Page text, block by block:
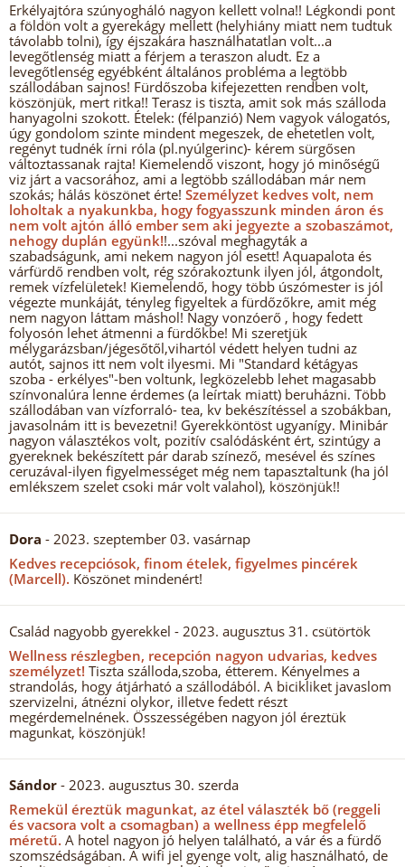
Erkélyajtóra szúnyogháló nagyon kellett volna!! Légkondi pont
a földön volt a gyerekágy mellett (helyhiány miatt nem tudtuk
távolabb tolni), így éjszakára használhatatlan volt...a
levegőtlenség miatt a férjem a teraszon aludt. Ez a
levegőtlenség egyébként általános probléma a legtöbb
szállodában sajnos! Fürdőszoba kifejezetten rendben volt,
köszönjük, mert ritka!! Terasz is tiszta, amit sok más szálloda
hanyagolni szokott. Ételek: (félpanzió) Nem vagyok válogatós,
úgy gondolom szinte mindent megeszek, de ehetetlen volt,
regényt tudnék írni róla (pl.nyúlgerinc)- kérem sürgősen
változtassanak rajta! Kiemelendő viszont, hogy jó minőségű
viz járt a vacsorához, ami a legtöbb szállodában már nem
szokás; hálás köszönet érte! Személyzet kedves volt, nem
loholtak a nyakunkba, hogy fogyasszunk minden áron és
nem volt ajtón álló ember sem aki jegyezte a szobaszámot,
nehogy duplán együnk!!...szóval meghagyták a
szabadságunk, ami nekem nagyon jól esett! Aquapalota és
várfürdő rendben volt, rég szórakoztunk ilyen jól, átgondolt,
remek vízfelületek! Kiemelendő, hogy több úszómester is jól
végezte munkáját, tényleg figyeltek a fürdőzőkre, amit még
nem nagyon láttam máshol! Nagy vonzóerő , hogy fedett
folyosón lehet átmenni a fürdőkbe! Mi szeretjük
mélygarázsban/jégesőtől,vihartól védett helyen tudni az
autót, sajnos itt nem volt ilyesmi. Mi "Standard kétágyas
szoba - erkélyes"-ben voltunk, legközelebb lehet magasabb
színvonalúra lenne érdemes (a leírtak miatt) beruházni. Több
szállodában van vízforraló- tea, kv bekészítéssel a szobákban,
javasolnám itt is bevezetni! Gyerekköntöst ugyanígy. Minibár
nagyon választékos volt, pozitív csalódásként ért, szintúgy a
gyereknek bekészített pár darab színező, mesével és színes
ceruzával-ilyen figyelmességet még nem tapasztaltunk (ha jól
emlékszem szelet csoki már volt valahol), köszönjük!!
Dora - 2023. szeptember 03. vasárnap
Kedves recepciósok, finom ételek, figyelmes pincérek
(Marcell). Köszönet mindenért!
Család nagyobb gyerekkel - 2023. augusztus 31. csütörtök
Wellness részlegben, recepción nagyon udvarias, kedves
személyzet! Tiszta szálloda,szoba, étterem. Kényelmes a
strandolás, hogy átjárható a szállodából. A bicikliket javaslom
szervizelni, átnézni olykor, illetve fedett részt
megérdemelnének. Összességében nagyon jól éreztük
magunkat, köszönjük!
Sándor - 2023. augusztus 30. szerda
Remekül éreztük magunkat, az étel választék bő (reggeli
és vacsora volt a csomagban) a wellness épp megfelelő
méretű. A hotel nagyon jó helyen található, a vár és a fürdő
szomszédságában. A wifi jel gyenge volt, alig használható, de